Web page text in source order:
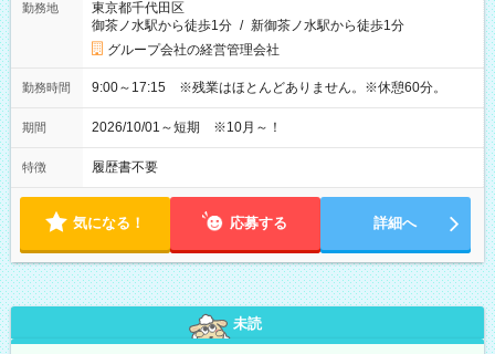
勤務地
東京都千代田区
御茶ノ水駅から徒歩1分 / 新御茶ノ水駅から徒歩1分
グループ会社の経営管理会社
勤務時間 9:00～17:15 ※残業はほとんどありません。※休憩60分。
期間 2026/10/01～短期 ※10月～！
特徴 履歴書不要
気になる！ 応募する 詳細へ
未読